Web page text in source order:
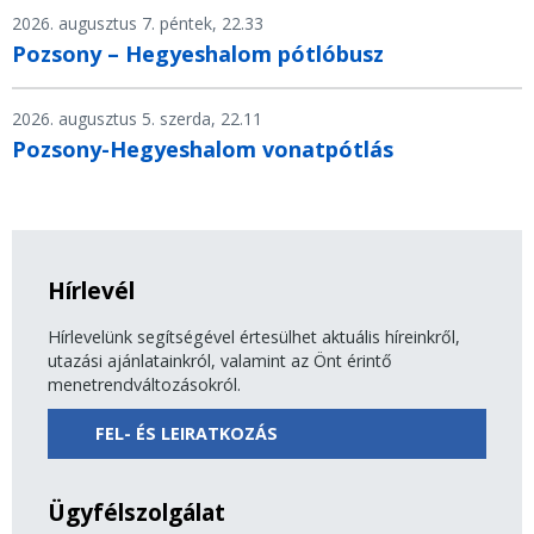
2026. augusztus 7. péntek, 22.33
Pozsony – Hegyeshalom pótlóbusz
2026. augusztus 5. szerda, 22.11
Pozsony-Hegyeshalom vonatpótlás
Hírlevél
Hírlevelünk segítségével értesülhet aktuális híreinkről,
utazási ajánlatainkról, valamint az Önt érintő
menetrendváltozásokról.
FEL- ÉS LEIRATKOZÁS
Ügyfélszolgálat